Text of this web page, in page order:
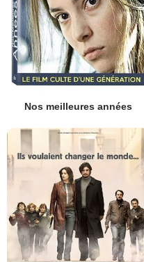
Nos meilleures années